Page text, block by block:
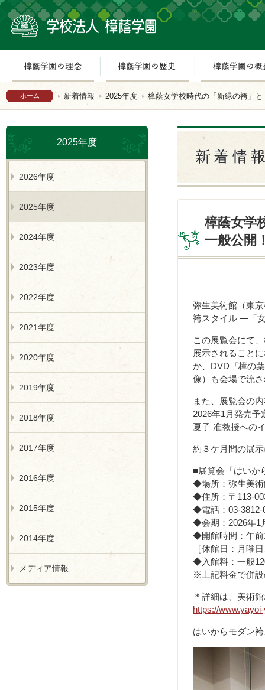
樟蔭学園の理念 樟蔭学園の歴史
ホーム 新着情報 2025年度 樟蔭女学校時代の「新緑の袴」
樟蔭女学
一般公開
弥生美術館（東
袴スタイル ―「
この展覧会にて
展示されること
か、DVD『樟の
像）も会場で流
また、展覧会の
2026年1月発売
夏子 准教授への
約３ケ月間の展
■展覧会「はい
◆場所：弥生美
◆住所：〒113-
◆電話：03-3812-
◆会期：2026年1
◆開館時間：午前
［休館日：月曜
◆入館料：一般
※上記料金で併
＊詳細は、美術
https://
はいからモダン
2025年度
2026年度
2025年度
2024年度
2023年度
2022年度
2021年度
2020年度
2019年度
2018年度
2017年度
2016年度
2015年度
2014年度
メディア情報